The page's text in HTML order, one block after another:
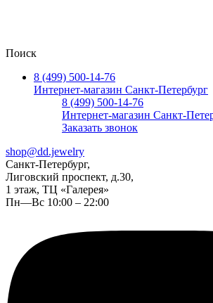
Поиск
8 (499) 500-14-76
Интернет-магазин Санкт-Петербург
8 (499) 500-14-76
Интернет-магазин Санкт-
Заказать звонок
shop@dd.jewelry
Санкт-Петербург,
Лиговский проспект, д.30,
1 этаж, ТЦ «Галерея»
Пн—Вс 10:00 – 22:00